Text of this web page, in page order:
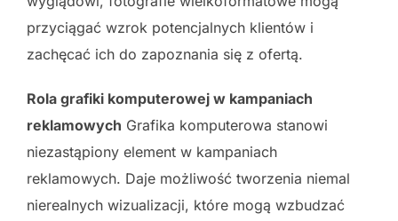
przyciągać wzrok potencjalnych klientów i
zachęcać ich do zapoznania się z ofertą.
Rola grafiki komputerowej w kampaniach
reklamowych Grafika komputerowa stanowi
niezastąpiony element w kampaniach
reklamowych. Daje możliwość tworzenia niemal
nierealnych wizualizacji, które mogą wzbudzać